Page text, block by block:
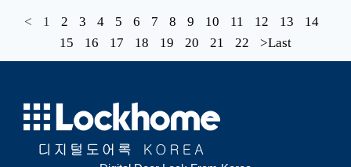
< 1 2 3 4 5 6 7 8 9 10 11 12 13
14
15
16 17 18 19 20 21 22 >Last